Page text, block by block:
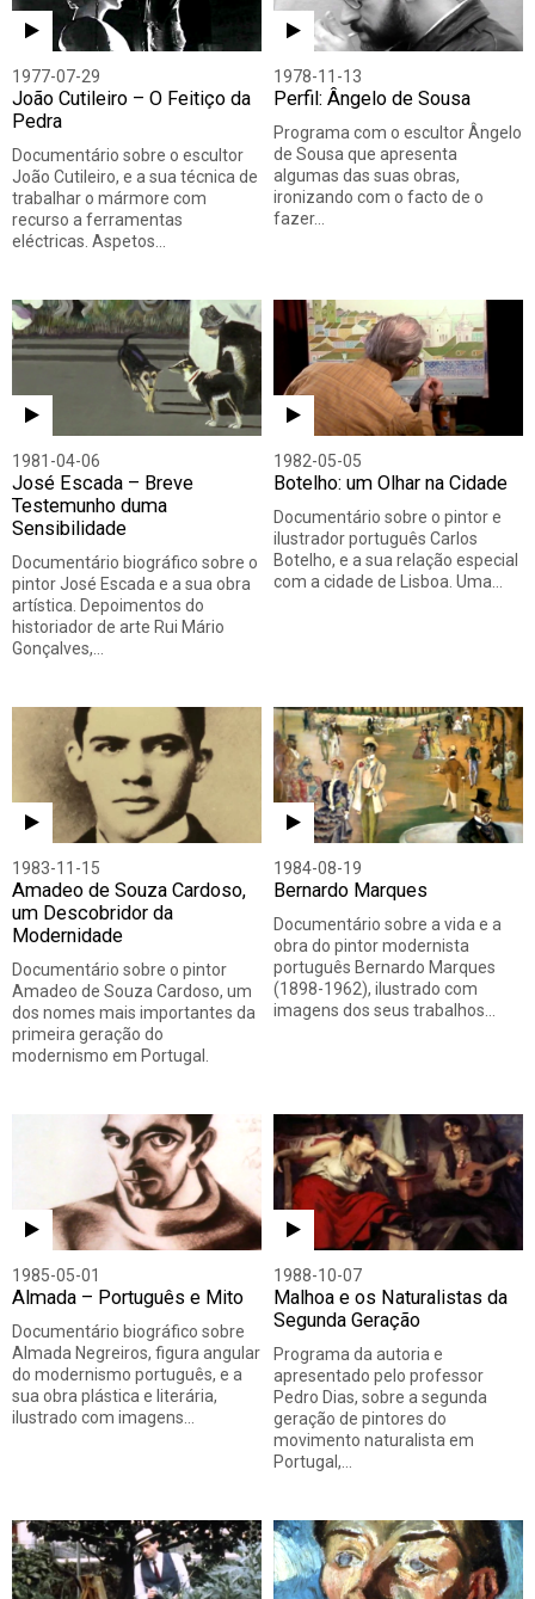
1977-07-29
João Cutileiro – O Feitiço da
Pedra
Documentário sobre o escultor
João Cutileiro, e a sua técnica de
trabalhar o mármore com
recurso a ferramentas
eléctricas. Aspetos…
1978-11-13
Perfil: Ângelo de Sousa
Programa com o escultor Ângelo
de Sousa que apresenta
algumas das suas obras,
ironizando com o facto de o
fazer…
1981-04-06
José Escada – Breve
Testemunho duma
Sensibilidade
Documentário biográfico sobre o
pintor José Escada e a sua obra
artística. Depoimentos do
historiador de arte Rui Mário
Gonçalves,…
1982-05-05
Botelho: um Olhar na Cidade
Documentário sobre o pintor e
ilustrador português Carlos
Botelho, e a sua relação especial
com a cidade de Lisboa. Uma…
1983-11-15
Amadeo de Souza Cardoso,
um Descobridor da
Modernidade
Documentário sobre o pintor
Amadeo de Souza Cardoso, um
dos nomes mais importantes da
primeira geração do
modernismo em Portugal.
1984-08-19
Bernardo Marques
Documentário sobre a vida e a
obra do pintor modernista
português Bernardo Marques
(1898-1962), ilustrado com
imagens dos seus trabalhos…
1985-05-01
Almada – Português e Mito
Documentário biográfico sobre
Almada Negreiros, figura angular
do modernismo português, e a
sua obra plástica e literária,
ilustrado com imagens…
1988-10-07
Malhoa e os Naturalistas da
Segunda Geração
Programa da autoria e
apresentado pelo professor
Pedro Dias, sobre a segunda
geração de pintores do
movimento naturalista em
Portugal,…